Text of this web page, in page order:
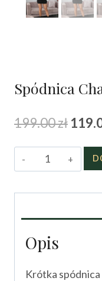
Spódnica
199.00zł
cena
ilość
Spódnica
Opis
Krótka